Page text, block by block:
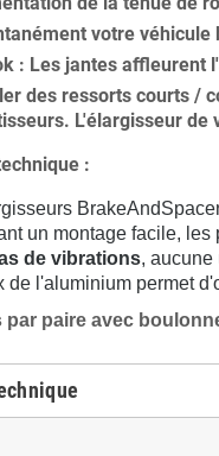
votre véhicule
: Les jantes affleurent
des ressorts courts /
L'élargisseur de
:
un montage facile,
de vibrations, aucune
de l'aluminium permet
par paire avec